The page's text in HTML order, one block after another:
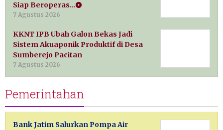
Siap Beroperas…
7 Agustus 2026
KKNT IPB Ubah Galon Bekas Jadi
Sistem Akuaponik Produktif di Desa
Sumberejo Pacitan
7 Agustus 2026
Pemerintahan
Bank Jatim Salurkan Pompa Air